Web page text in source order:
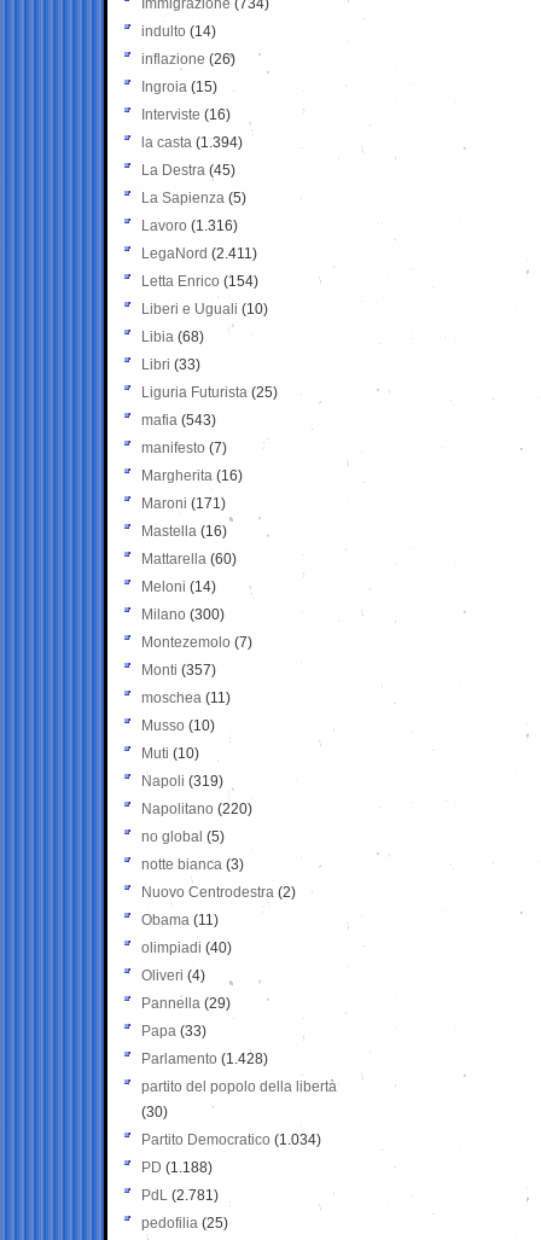
Immigrazione (734)
indulto (14)
inflazione (26)
Ingroia (15)
Interviste (16)
la casta (1.394)
La Destra (45)
La Sapienza (5)
Lavoro (1.316)
LegaNord (2.411)
Letta Enrico (154)
Liberi e Uguali (10)
Libia (68)
Libri (33)
Liguria Futurista (25)
mafia (543)
manifesto (7)
Margherita (16)
Maroni (171)
Mastella (16)
Mattarella (60)
Meloni (14)
Milano (300)
Montezemolo (7)
Monti (357)
moschea (11)
Musso (10)
Muti (10)
Napoli (319)
Napolitano (220)
no global (5)
notte bianca (3)
Nuovo Centrodestra (2)
Obama (11)
olimpiadi (40)
Oliveri (4)
Pannella (29)
Papa (33)
Parlamento (1.428)
partito del popolo della libertà
(30)
Partito Democratico (1.034)
PD (1.188)
PdL (2.781)
pedofilia (25)